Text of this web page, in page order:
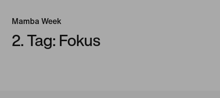
Mamba Week
2. Tag: Fokus